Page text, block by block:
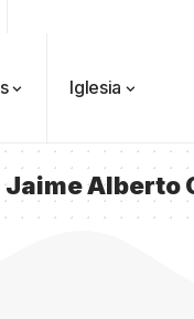
Iglesia
Jaime Alberto